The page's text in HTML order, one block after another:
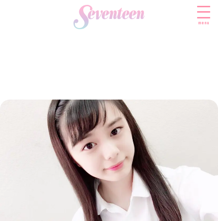
menu
FASHION
ファッションニュース
モデル私服
BEAUTY
ビューティニュース
トレンドメイク
ベストコスメ
ヘアアレンジ・ヘアケア
SCHOOL
スクールニュース
制服コーデ
学校ヘアメイク
勉強・受験・進路
ENTERTAINMENT
エンタメニュース
LIFESTYLE
ライフスタイルニュース
JKランキング・アワード
JKトレンドニュース